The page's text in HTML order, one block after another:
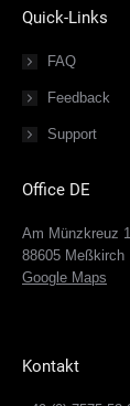
Quick-Links
FAQ
Feedback
Support
Office DE
Am Münzkreuz
88605 Meßkirch
Google Maps
Kontakt